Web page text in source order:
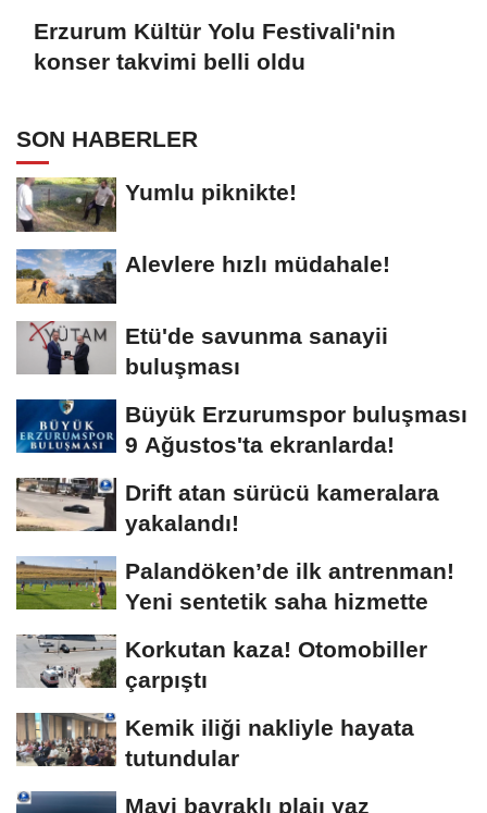
Erzurum Kültür Yolu Festivali'nin
konser takvimi belli oldu
SON HABERLER
Yumlu piknikte!
Alevlere hızlı müdahale!
Etü'de savunma sanayii
buluşması
Büyük Erzurumspor buluşması
9 Ağustos'ta ekranlarda!
Drift atan sürücü kameralara
yakalandı!
Palandöken’de ilk antrenman!
Yeni sentetik saha hizmette
Korkutan kaza! Otomobiller
çarpıştı
Kemik iliği nakliyle hayata
tutundular
Mavi bayraklı plajı yaz